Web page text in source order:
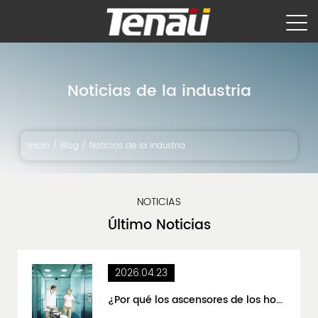
Noticias de la industria
Inicio / Blog / Noticias de la industria
NOTICIAS
Último Noticias
2026.04.23
¿Por qué los ascensores de los hospitales tienen un modo de derivación "sin escalas" o "de emergencia"?